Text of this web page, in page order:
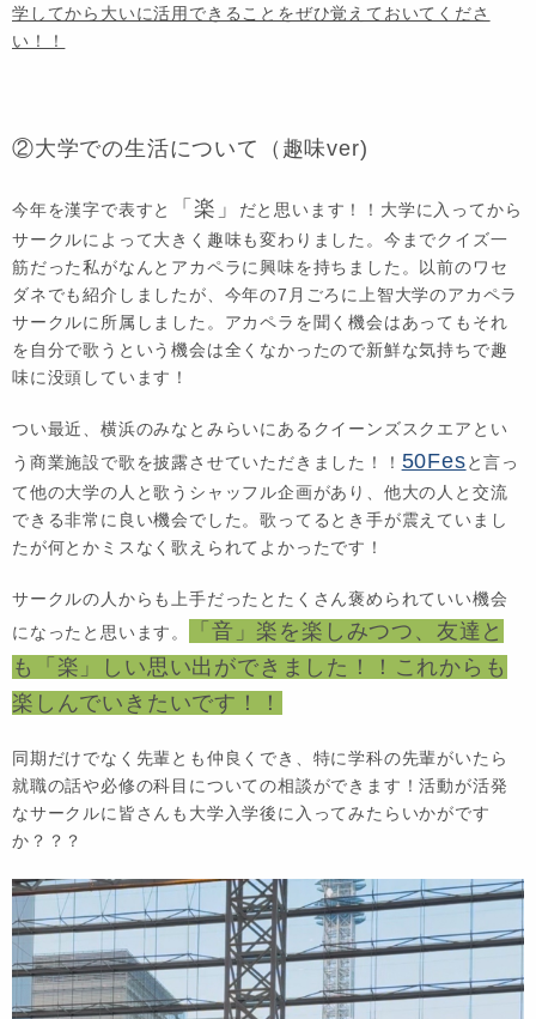
学してから大いに活用できることをぜひ覚えておいてくださ
い！！
②大学での生活について（趣味ver)
今年を漢字で表すと 「楽」
だと思います！！大学に入ってから
サークルによって大きく趣味も変わりました。今までクイズ一
筋だった私がなんとアカペラに興味を持ちました。以前のワセ
ダネでも紹介しましたが、今年の7月ごろに上智大学のアカペラ
サークルに所属しました。アカペラを聞く機会はあってもそれ
を自分で歌うという機会は全くなかったので新鮮な気持ちで趣
味に没頭しています！
つい最近、横浜のみなとみらいにあるクイーンズスクエアとい
う商業施設で歌を披露させていただきました！！ 50Fesと言っ
て他の大学の人と歌うシャッフル企画があり、他大の人と交流
できる非常に良い機会でした。歌ってるとき手が震えていまし
たが何とかミスなく歌えられてよかったです！
サークルの人からも上手だったとたくさん褒められていい機会
になったと思います。
「音」楽を楽しみつつ、友達と
も「楽」しい思い出ができました！！これからも
楽しんでいきたいです！！
同期だけでなく先輩とも仲良くでき、特に学科の先輩がいたら
就職の話や必修の科目についての相談ができます！活動が活発
なサークルに皆さんも大学入学後に入ってみたらいかがです
か？？？